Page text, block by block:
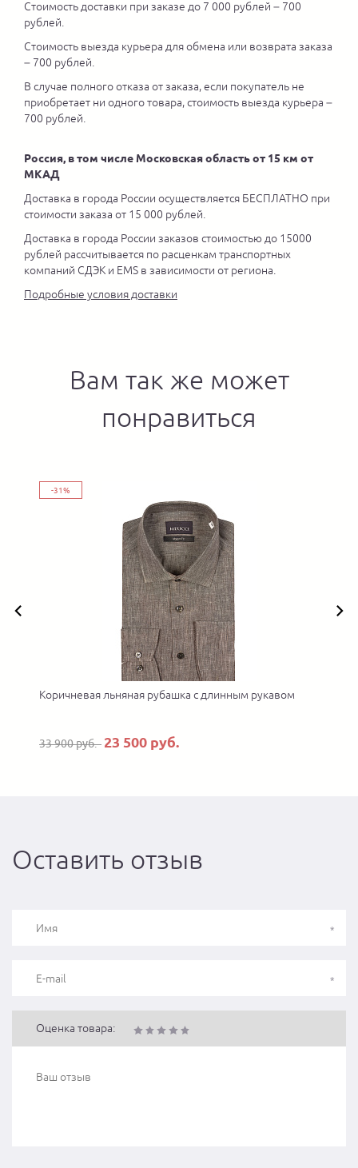
Стоимость доставки при заказе до 7 000 рублей – 700
рублей.
Стоимость выезда курьера для обмена или возврата заказа
– 700 рублей.
В случае полного отказа от заказа, если покупатель не
приобретает ни одного товара, стоимость выезда курьера –
700 рублей.
Россия, в том числе Московская область от 15 км от
МКАД
Доставка в города России осуществляется БЕСПЛАТНО при
стоимости заказа от 15 000 рублей.
Доставка в города России заказов стоимостью до 15000
рублей рассчитывается по расценкам транспортных
компаний СДЭК и EMS в зависимости от региона.
Подробные условия доставки
Вам так же может
понравиться
-31%
Коричневая льняная рубашка с длинным рукавом
33 900 руб. 23 500 руб.
Оставить отзыв
Оценка товара: